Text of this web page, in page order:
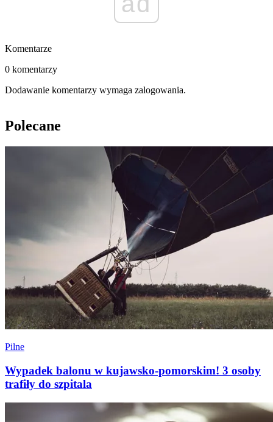
Komentarze
0 komentarzy
Dodawanie komentarzy wymaga zalogowania.
Polecane
Pilne
Wypadek balonu w kujawsko-pomorskim! 3 osoby
trafiły do szpitala